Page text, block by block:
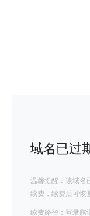
域名已过
温馨提醒：该域名
续费，续费后可恢
续费路径：登录腾